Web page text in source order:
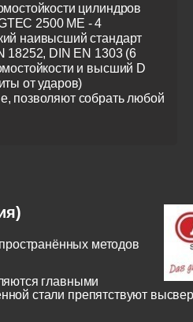
цилиндров
2500 ME - 4
наивысший стандарт
18252, DIN EN 1303 (6
и высший D
от ударов)
позволяют собрать любой
методов
главными
стали препятствуют